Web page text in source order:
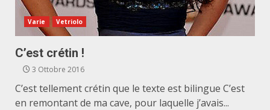
Varie Vetriolo
C’est crétin !
3 Ottobre 2016
C’est tellement crétin que le texte est bilingue C’est
en remontant de ma cave, pour laquelle j’avais...